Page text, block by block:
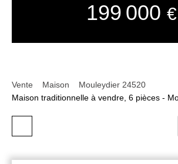
199 000 €
Vente Maison
Mouleydier 24520
Maison traditionnelle à vendre, 6 pièces -